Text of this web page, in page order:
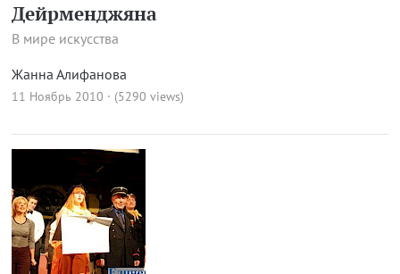
Дейрменджяна
В мире искусства
Жанна Алифанова
11 Ноябрь 2010 · (5290 views)